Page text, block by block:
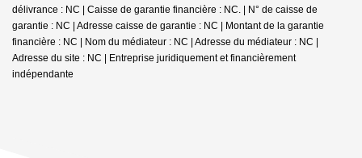
délivrance : NC | Caisse de garantie financière : NC. | N° de caisse de
garantie : NC | Adresse caisse de garantie : NC | Montant de la garantie
financière : NC | Nom du médiateur : NC | Adresse du médiateur : NC |
Adresse du site : NC | Entreprise juridiquement et financièrement
indépendante